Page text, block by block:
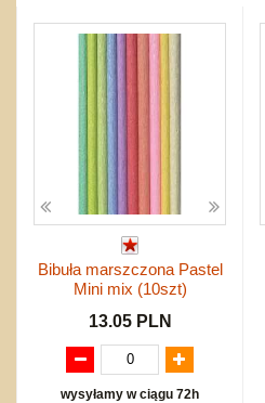
Okolicznościowe i świąteczne
Dźwiekowe
Bajkowe
Karuzelki
Maty do zabawy
Do rozkręcania
Pojazdy
Mebelki
Inne
do siatkówki
do koszykówki
Nowości
Wyprzedaż
Zakupy hurtowe
Koszty przesyłki
Regulamin
Kontakt
Mapa produktów
Bibuła marszczona Pastel
Mini mix (10szt)
13.05 PLN
wysyłamy w ciągu 72h